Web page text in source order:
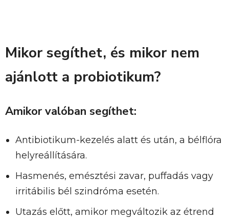
Mikor segíthet, és mikor nem
ajánlott a probiotikum?
Amikor valóban segíthet:
Antibiotikum-kezelés alatt és után, a bélflóra
helyreállítására.
Hasmenés, emésztési zavar, puffadás vagy
irritábilis bél szindróma esetén.
Utazás előtt, amikor megváltozik az étrend